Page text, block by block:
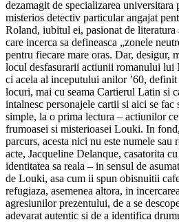
dezamagit de specializarea universitara
misterios detectiv particular angajat
Roland, iubitul ei, pasionat de literatura
care incerca sa defineasca „zonele
pentru fiecare mare oras. Dar, desigur,
locul desfasurarii actiunii romanului lui
ci acela al inceputului anilor ’60,
locuri, mai cu seama Cartierul Latin si
intalnesc personajele cartii si aici se fac
simple, la o prima lectura – actiunilor
frumoasei si misterioasei Louki. In
parcurs, acesta nici nu este numele
acte, Jacqueline Delanque, casatorita
identitatea sa reala – in sensul de
de Louki, asa cum ii spun obisnuitii
refugiaza, asemenea altora, in
agresiunilor prezentului, de a se
adevarat autentic si de a identifica